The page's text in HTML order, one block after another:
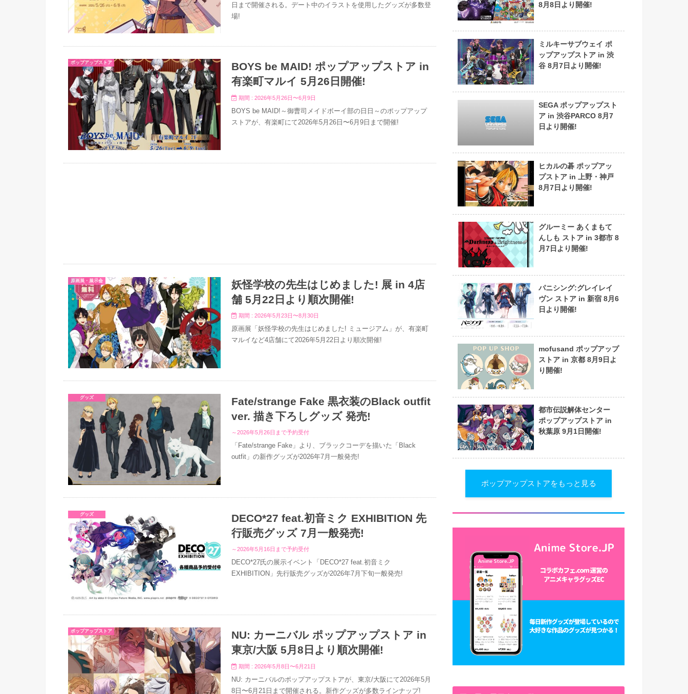
日まで開催される。デート中のイラストを使用したグッズが多数登
場!
ポップアップストア
BOYS be MAID! ポップアップストア in
有楽町マルイ 5月26日開催!
期間 : 2026年5月26日〜6月9日
BOYS be MAID!～御曹司メイドボーイ部の日日～のポップアップ
ストアが、有楽町にて2026年5月26日〜6月9日まで開催!
原画展・展示会
妖怪学校の先生はじめました! 展 in 4店
舗 5月22日より順次開催!
期間 : 2026年5月23日〜8月30日
原画展「妖怪学校の先生はじめました! ミュージアム」が、有楽町
マルイなど4店舗にて2026年5月22日より順次開催!
グッズ
Fate/strange Fake 黒衣装のBlack outfit
ver. 描き下ろしグッズ 発売!
～2026年5月26日まで予約受付
「Fate/strange Fake」より、ブラックコーデを描いた「Black
outfit」の新作グッズが2026年7月一般発売!
グッズ
DECO*27 feat.初音ミク EXHIBITION 先
行販売グッズ 7月一般発売!
～2026年5月16日まで予約受付
DECO*27氏の展示イベント「DECO*27 feat.初音ミク
EXHIBITION」先行販売グッズが2026年7月下旬一般発売!
ポップアップストア
NU: カーニバル ポップアップストア in
東京/大阪 5月8日より順次開催!
期間 : 2026年5月8日〜6月21日
NU: カーニバルのポップアップストアが、東京/大阪にて2026年5月
8日〜6月21日まで開催される。新作グッズが多数ラインナップ!
8月8日より開催!
ミルキーサブウェイ ポ
ップアップストア in 渋
谷 8月7日より開催!
SEGA ポップアップスト
ア in 渋谷PARCO 8月7
日より開催!
ヒカルの碁 ポップアッ
プストア in 上野・神戸
8月7日より開催!
グルーミー あくまもて
んしも ストア in 3都市 8
月7日より開催!
パニシング:グレイレイ
ヴン ストア in 新宿 8月6
日より開催!
mofusand ポップアップ
ストア in 京都 8月9日よ
り開催!
都市伝説解体センター
ポップアップストア in
秋葉原 9月1日開催!
ポップアップストアをもっと見る